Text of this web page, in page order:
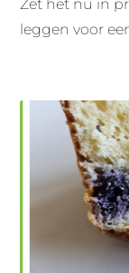
Zet het nu in
leggen voor